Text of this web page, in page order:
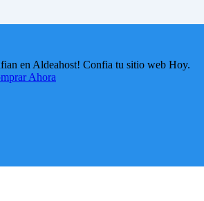
en Aldeahost! Confia tu sitio web Hoy.
Ahora